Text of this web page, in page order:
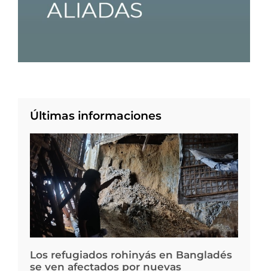
Últimas informaciones
Los refugiados rohinyás en Bangladés
se ven afectados por nuevas